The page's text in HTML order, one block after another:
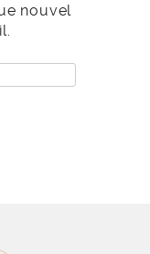
nouvel